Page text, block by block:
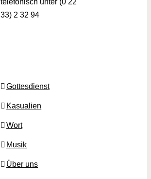
telefonisch unter (0 22
33) 2 32 94
Gottesdienst
Kasualien
Wort
Musik
Über uns